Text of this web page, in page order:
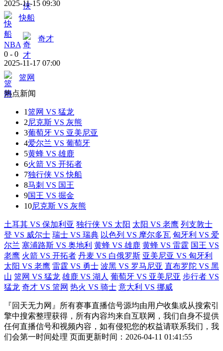
2025-11-15 09:30
快船
NBA
奇才
0 - 0
2025-11-17 07:00
篮网
热点新闻
1篮网 VS 猛龙
2尼克斯 VS 灰熊
3葡萄牙 VS 亚美尼亚
4爱尔兰 VS 葡萄牙
5黄蜂 VS 雄鹿
6火箭 VS 开拓者
7独行侠 VS 快船
8马刺 VS 国王
9国王 VS 掘金
10尼克斯 VS 灰熊
土耳其 VS 保加利亚 独行侠 VS 太阳 太阳 VS 老鹰 列支敦士
登 VS 威尔士 瑞士 VS 瑞典 以色列 VS 摩尔多瓦 匈牙利 VS 爱
尔兰 塞浦路斯 VS 奥地利 黄蜂 VS 雄鹿 黄蜂 VS 雷霆 国王 VS
老鹰 火箭 VS 开拓者 丹麦 VS 白俄罗斯 亚美尼亚 VS 匈牙利
太阳 VS 老鹰 雷霆 VS 勇士 波黑 VS 罗马尼亚 直布罗陀 VS 黑
山 篮网 VS 猛龙 雄鹿 VS 湖人 葡萄牙 VS 亚美尼亚 步行者 VS
猛龙 奇才 VS 篮网 热火 VS 骑士 意大利 VS 挪威
『回天无力网』所有赛事直播信号源均由用户收集或从搜索引
擎中搜索整理获得，所有内容均来自互联网，我们自身不提供
任何直播信号和视频内容，如有侵犯您的权益请联系我们，我
们会第一时间处理 页面更新时间：2026-04-11 01:41:55